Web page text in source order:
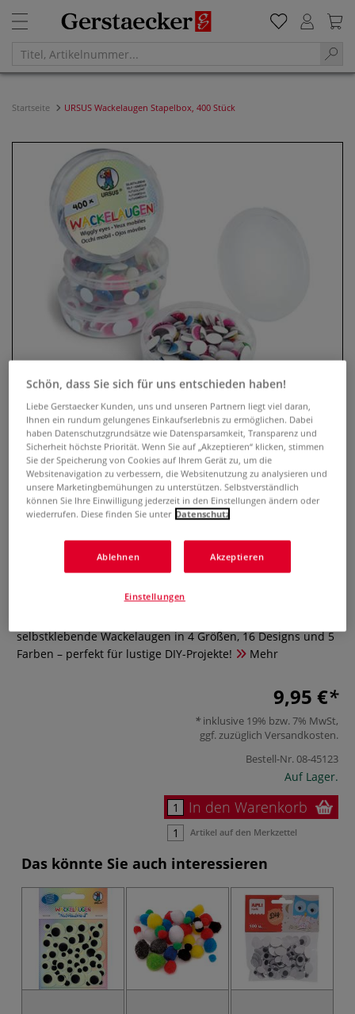
Startseite URSUS Wackelaugen Stapelbox, 400 Stück
URSUS Wackelaugen Stapelbox,
400 Stück
0 Bewertungen
selbstklebende Wackelaugen in 4 Größen, 16 Designs und 5
Farben – perfekt für lustige DIY-Projekte!
Mehr
9,95 €
inklusive 19% bzw. 7% MwSt,
ggf. zuzüglich Versandkosten.
Bestell-Nr.08-45123
Auf Lager.
In den Warenkorb
Artikel auf den Merkzettel
Das könnte Sie auch interessieren
Schön, dass Sie sich für uns entschieden haben!
Liebe Gerstaecker Kunden, uns und unseren Partnern liegt viel daran,
Ihnen ein rundum gelungenes Einkaufserlebnis zu ermöglichen. Dabei
haben Datenschutzgrundsätze wie Datensparsamkeit, Transparenz und
Sicherheit höchste Priorität. Wenn Sie auf „Akzeptieren“ klicken, stimmen
Sie der Speicherung von Cookies auf Ihrem Gerät zu, um die
Websitenavigation zu verbessern, die Websitenutzung zu analysieren und
unsere Marketingbemühungen zu unterstützen. Selbstverständlich
können Sie Ihre Einwilligung jederzeit in den Einstellungen ändern oder
wiederrufen. Diese finden Sie unter Datenschutz
Ablehnen Akzeptieren
Einstellungen